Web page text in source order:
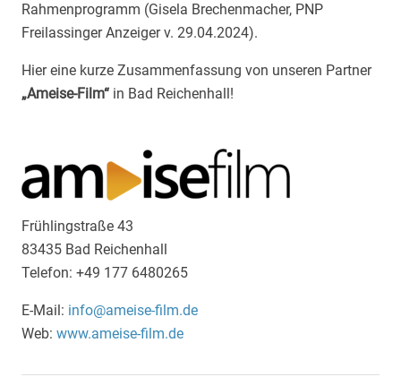
Rahmenprogramm (Gisela Brechenmacher, PNP
Freilassinger Anzeiger v. 29.04.2024).
Hier eine kurze Zusammenfassung von unseren Partner
„Ameise-Film“ in Bad Reichenhall!
Indem Sie dieses Video laden, stimmen Sie der
Datenschutzrichtlinie von
Immer Youtube-Videos auf allen Seiten
laden.
VIDEO LADEN
Frühlingstraße 43
83435 Bad Reichenhall
Telefon: +49 177 6480265
E-Mail: info@ameise-film.de
Web: www.ameise-film.de